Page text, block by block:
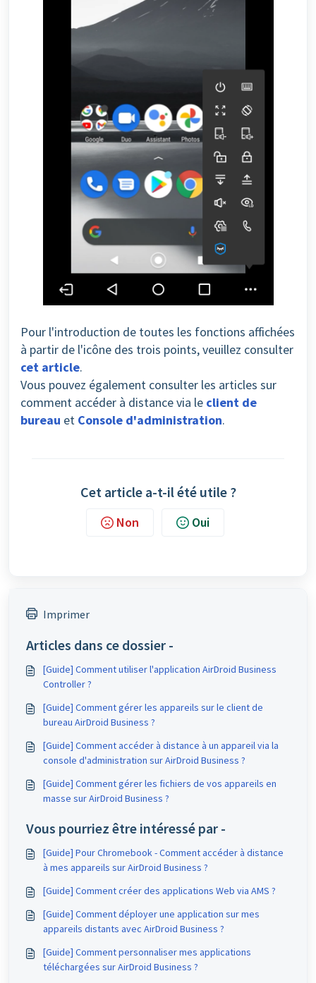
Pour l'introduction de toutes les fonctions affichées
à partir de l'icône des trois points, veuillez consulter
cet article.
Vous pouvez également consulter les articles sur
comment accéder à distance via le client de
bureau et Console d'administration.
Cet article a-t-il été utile ?
Non Oui
Imprimer
Articles dans ce dossier -
[Guide] Comment utiliser l'application AirDroid Business
Controller ?
[Guide] Comment gérer les appareils sur le client de
bureau AirDroid Business ?
[Guide] Comment accéder à distance à un appareil via la
console d'administration sur AirDroid Business ?
[Guide] Comment gérer les fichiers de vos appareils en
masse sur AirDroid Business ?
Vous pourriez être intéressé par -
[Guide] Pour Chromebook - Comment accéder à distance
à mes appareils sur AirDroid Business ?
[Guide] Comment créer des applications Web via AMS ?
[Guide] Comment déployer une application sur mes
appareils distants avec AirDroid Business ?
[Guide] Comment personnaliser mes applications
téléchargées sur AirDroid Business ?